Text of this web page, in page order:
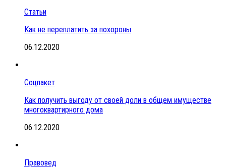
Статьи
Как не переплатить за похороны
06.12.2020
Соцпакет
Как получить выгоду от своей доли в общем имуществе
многоквартирного дома
06.12.2020
Правовед